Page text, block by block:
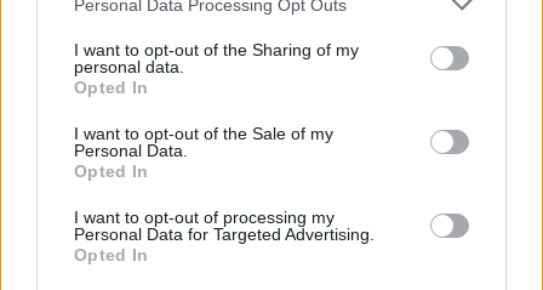
not limited to your visit or usage behaviour. You may click to
grant or deny consent to Google and its third-party tags to
use your data for below specified purposes in below Google
consent section.
Personal Data Processing Opt Outs
I want to opt-out of the Sharing of my
personal data.
Opted In
I want to opt-out of the Sale of my
Personal Data.
Opted In
I want to opt-out of processing my
Personal Data for Targeted Advertising.
Opted In
hozzátartozók. Egy jeltelen, elsimult sirhant helyén
jelölték ki a helyet, ahol az uj sirt meg kellett ásni. Hozzá
is fogtak azonnal és mikor már három méter
mélységnyire ástak, a sírásók rémes jajveszékelése és a
kutyám rettenetes vonítása ütötte meg a fülemet. A sír
felé szaladtam, de alig, hogy odaértem, vissza kellett
fordulnom, mert borzalmas szag terjengett a sir körül.
levéllel és leszállattam én is a gödörbe. Az elájult
sírásokat alig tudtam kötélen kimenteni. Mikor némileg